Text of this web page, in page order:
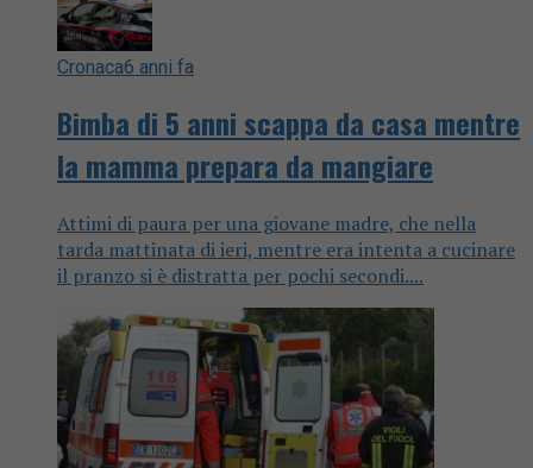
Cronaca6 anni fa
Bimba di 5 anni scappa da casa mentre
la mamma prepara da mangiare
Attimi di paura per una giovane madre, che nella
tarda mattinata di ieri, mentre era intenta a cucinare
il pranzo si è distratta per pochi secondi....